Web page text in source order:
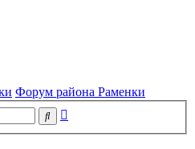
Форум района Раменки
Поиск